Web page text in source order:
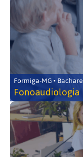
Formiga-MG •
Fonoaudiologia